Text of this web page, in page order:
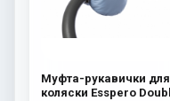
Муфта-рукавички для
коляски Esspero Double